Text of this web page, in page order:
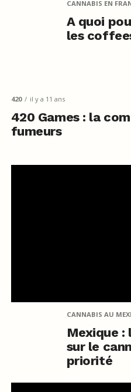
CANNABIS EN
A quoi
les
420 il y a 11 ans
420 Games : la
fumeurs
CANNABIS AU
Mexique :
sur le
priorité